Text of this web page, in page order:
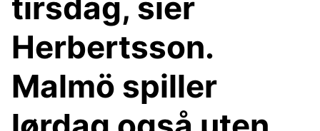
tirsdag, sier
Herbertsson.
Malmö spiller